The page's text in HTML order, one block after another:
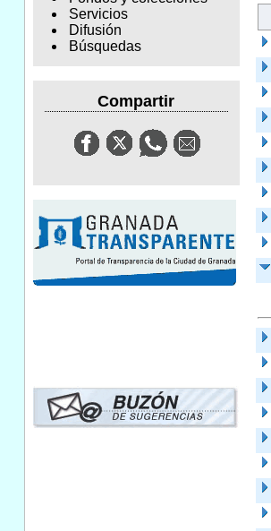
Servicios
Difusión
Búsquedas
Compartir